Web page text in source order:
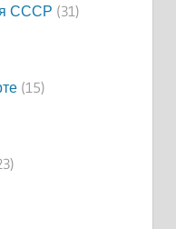
СССР (31)
(15)